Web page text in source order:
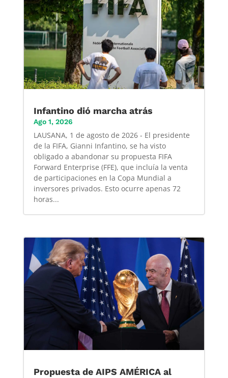
Infantino dió marcha atrás
Ago 1, 2026
LAUSANA, 1 de agosto de 2026 - El presidente
de la FIFA, Gianni Infantino, se ha visto
obligado a abandonar su propuesta FIFA
Forward Enterprise (FFE), que incluía la venta
de participaciones en la Copa Mundial a
inversores privados. Esto ocurre apenas 72
horas...
Propuesta de AIPS AMÉRICA al